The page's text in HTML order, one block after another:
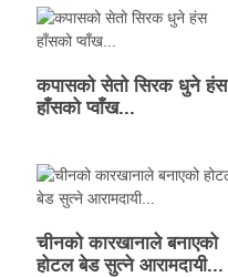
कपासको सेतो सिरक धुने हंस
हाँसको प्वाँख...
चीनको कारखानाले बनाएको
होटल बेड सुत्ने आरामदायी...